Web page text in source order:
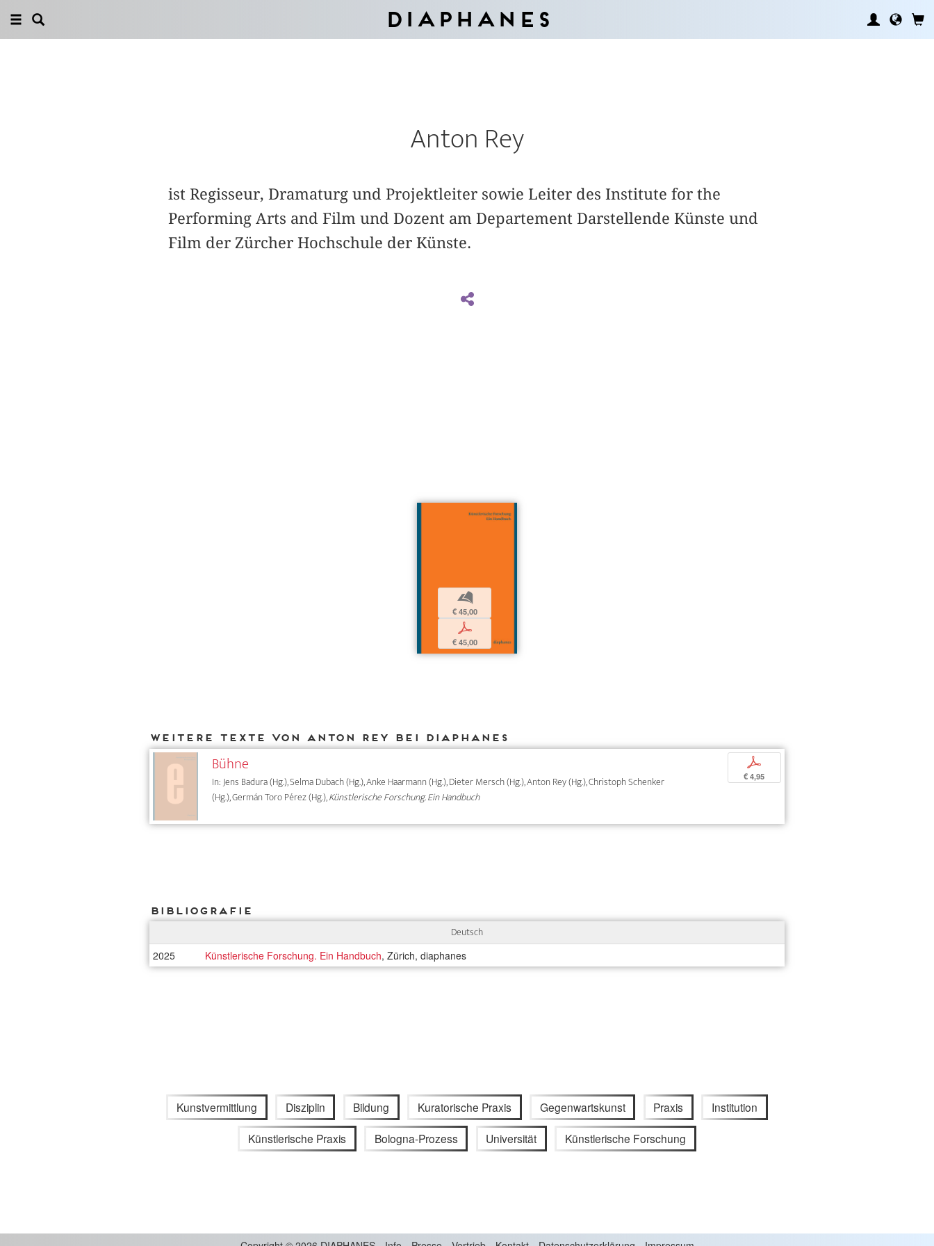
Diaphanes
Anton Rey
ist Regisseur, Dramaturg und Projektleiter sowie Leiter des Institute for the
Performing Arts and Film und Dozent am Departement Darstellende Künste und
Film der Zürcher Hochschule der Künste.
b
€ 45,00
p
€ 45,00
Weitere Texte von Anton Rey bei DIAPHANES
Bühne
In: Jens Badura (Hg.), Selma Dubach (Hg.), Anke Haarmann (Hg.), Dieter Mersch (Hg.), Anton Rey (Hg.), Christoph Schenker
(Hg.), Germán Toro Pérez (Hg.),Künstlerische Forschung. Ein Handbuch
p
€ 4,95
Bibliografie
Deutsch
2025 Künstlerische Forschung. Ein Handbuch, Zürich, diaphanes
Kunstvermittlung Disziplin Bildung Kuratorische Praxis Gegenwartskunst Praxis Institution
Künstlerische Praxis Bologna-Prozess Universität Künstlerische Forschung